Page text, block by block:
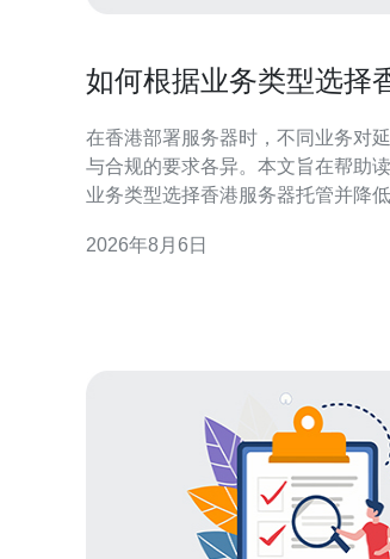
如何根据业务类型选择
在香港部署服务器时，不同业务对
与合规的要求各异。本文旨在帮助
业务类型选择香港服务器托管并降
与需求分类概述 先把业务按特性分
2026年8月6日